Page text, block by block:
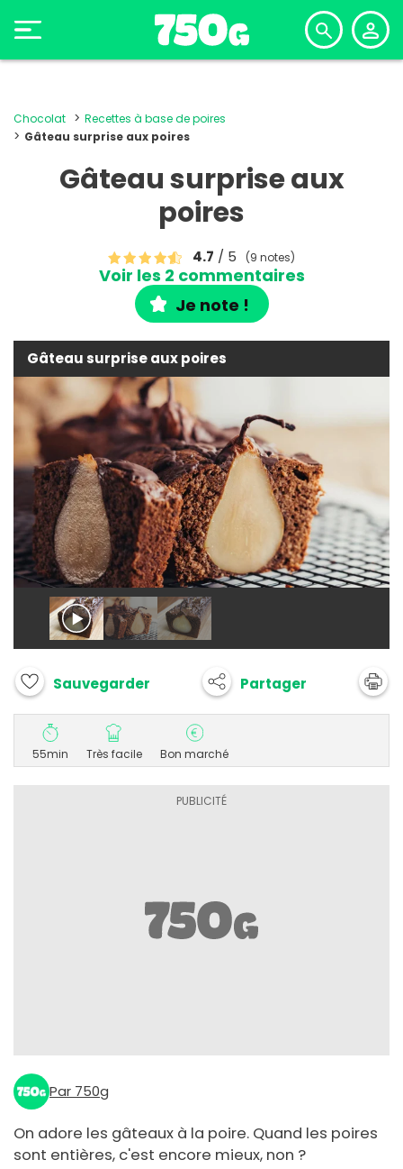
Chocolat
Recettes à base de poires
Gâteau surprise aux poires
Gâteau surprise aux
poires
4.7 / 5 (9 notes)
Voir les 2 commentaires
Je note !
Gâteau surprise aux poires
Sauvegarder Partager
55min Très facile Bon marché
Par 750g
On adore les gâteaux à la poire. Quand les poires
sont entières, c'est encore mieux, non ?